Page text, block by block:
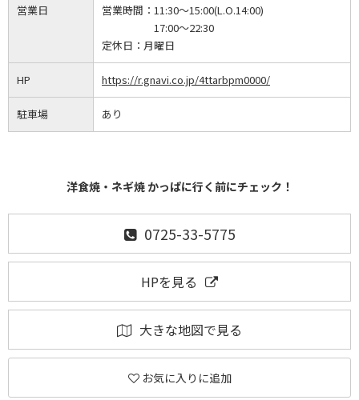
営業日 営業時間： 11:30～15:00(L.O.14:00)
17:00～22:30
定休日： 月曜日
HP https://r.gnavi.co.jp/4ttarbpm0000/
駐車場 あり
洋食焼・ネギ焼 かっぱに行く前にチェック！
0725-33-5775
HPを見る
大きな地図で見る
お気に入りに追加